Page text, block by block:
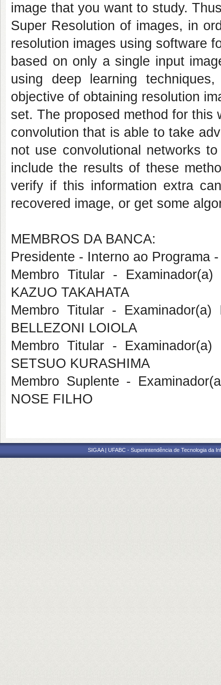
image that you want to study.
Super Resolution of images, in
resolution images using software
based on only a single input
using deep learning
objective of obtaining resolution
set. The proposed method for
convolution that is able to take
not use convolutional networks
include the results of these
verify if this information extra
recovered image, or get some
MEMBROS DA BANCA:
Presidente - Interno ao Programa
Membro Titular -
KAZUO TAKAHATA
Membro Titular -
BELLEZONI LOIOLA
Membro Titular -
SETSUO KURASHIMA
Membro Suplente -
NOSE FILHO
SIGAA | UFABC - Superintendência de Tecnologia da